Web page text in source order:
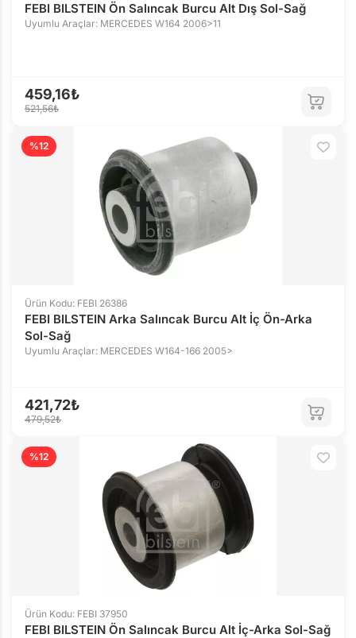
FEBI BILSTEIN Ön Salıncak Burcu Alt Dış Sol-Sağ
Uyumlu Araçlar: MERCEDES W164 2006>11
459,16₺
521,56₺
%12
Ürün Kodu: FEBI 26386
FEBI BILSTEIN Arka Salıncak Burcu Alt İç Ön-Arka
Sol-Sağ
Uyumlu Araçlar: MERCEDES W164-166 2005>
421,72₺
479,52₺
%12
Ürün Kodu: FEBI 37950
FEBI BILSTEIN Ön Salıncak Burcu Alt İç-Arka Sol-Sağ